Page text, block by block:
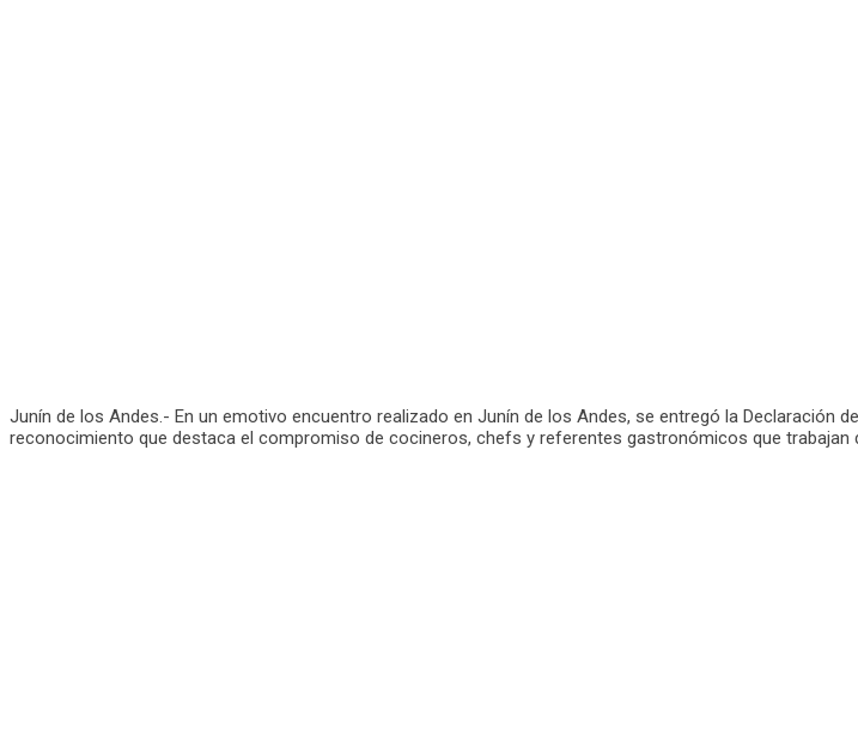
Junín de los Andes.- En un emotivo encuentro realizado en Junín de los Andes, se entregó la Declaración
reconocimiento que destaca el compromiso de cocineros, chefs y referentes gastronómicos que trabajan